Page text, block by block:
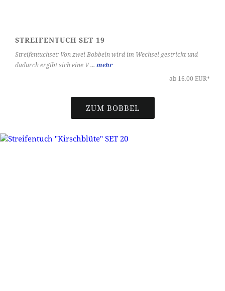
STREIFENTUCH SET 19
Streifentuchset: Von zwei Bobbeln wird im Wechsel gestrickt und
dadurch ergibt sich eine V ... mehr
ab 16,00 EUR*
ZUM BOBBEL